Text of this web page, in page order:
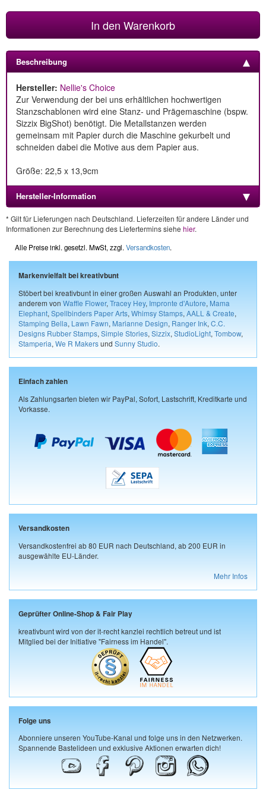
In den Warenkorb
Beschreibung
Hersteller: Nellie's Choice
Zur Verwendung der bei uns erhältlichen hochwertigen
Stanzschablonen wird eine Stanz- und Prägemaschine (bspw.
Sizzix BigShot) benötigt. Die Metallstanzen werden
gemeinsam mit Papier durch die Maschine gekurbelt und
schneiden dabei die Motive aus dem Papier aus.
Größe: 22,5 x 13,9cm
Hersteller-Information
* Gilt für Lieferungen nach Deutschland. Lieferzeiten für andere Länder und
Informationen zur Berechnung des Liefertermins siehe hier.
Alle Preise inkl. gesetzl. MwSt, zzgl. Versandkosten.
Markenvielfalt bei kreativbunt
Stöbert bei kreativbunt in einer großen Auswahl an Produkten, unter
anderem von Waffle Flower, Tracey Hey, Impronte d'Autore, Mama
Elephant, Spellbinders Paper Arts, Whimsy Stamps, AALL & Create,
Stamping Bella, Lawn Fawn, Marianne Design, Ranger Ink, C.C.
Designs Rubber Stamps, Simple Stories, Sizzix, StudioLight, Tombow,
Stamperia, We R Makersund Sunny Studio.
Einfach zahlen
Als Zahlungsarten bieten wir PayPal, Sofort, Lastschrift, Kreditkarte und
Vorkasse.
Versandkosten
Versandkostenfrei ab 80 EUR nach Deutschland, ab 200 EUR in
ausgewählte EU-Länder.
Mehr Infos
Geprüfter Online-Shop & Fair Play
kreativbunt wird von der it-recht kanzlei rechtlich betreut und ist
Mitglied bei der Initiative "Fairness im Handel".
Folge uns
Abonniere unseren YouTube-Kanal und folge uns in den Netzwerken.
Spannende Bastelideen und exklusive Aktionen erwarten dich!